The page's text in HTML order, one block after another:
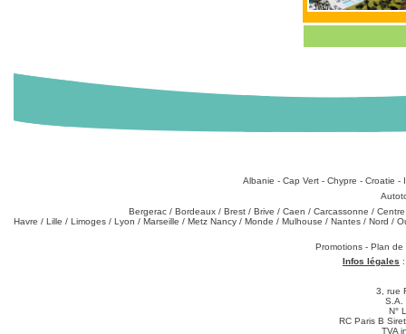
Albanie - Cap Vert- Chypre - Croatie -
Bergerac / Bordeaux / Brest / Brive / Caen / Carcassonne / Centre
Havre / Lille / Limoges / Lyon / Marseille / Metz Nancy / Monde / Mulhouse / Nantes / Nord /
Promotions - Plan
Infos légales
3, rue
S.A.
N°
RC Paris B
TVA